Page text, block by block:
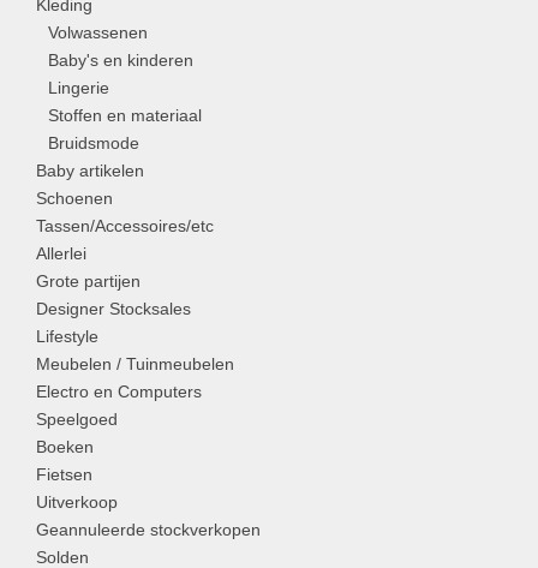
Kleding
Volwassenen
Baby's en kinderen
Lingerie
Stoffen en materiaal
Bruidsmode
Baby artikelen
Schoenen
Tassen/Accessoires/etc
Allerlei
Grote partijen
Designer Stocksales
Lifestyle
Meubelen / Tuinmeubelen
Electro en Computers
Speelgoed
Boeken
Fietsen
Uitverkoop
Geannuleerde stockverkopen
Solden